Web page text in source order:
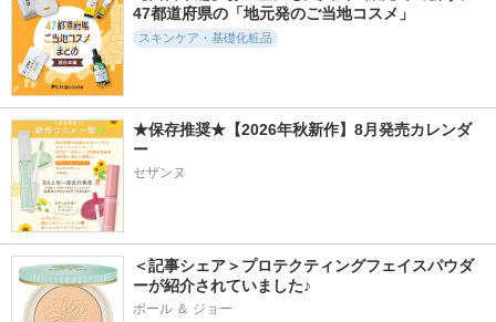
47都道府県の「地元発のご当地コスメ」
スキンケア・基礎化粧品
★保存推奨★【2026年秋新作】8月発売カレンダ
ー
セザンヌ
＜記事シェア＞プロテクティングフェイスパウダ
ーが紹介されていました♪
ポール ＆ ジョー